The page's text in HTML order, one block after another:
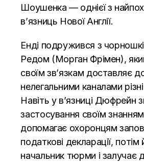
Шоушенка — однієї з
в’язниць Нової Англії.
Енді подружився з
Редом (Морган Фрімен),
своїм зв’язкам доставляє
нелегальними каналами
Навіть у в’язниці Дюфрейн
застосування своїм
допомагає охоронцям
податкові декларації,
начальник тюрми і залучає